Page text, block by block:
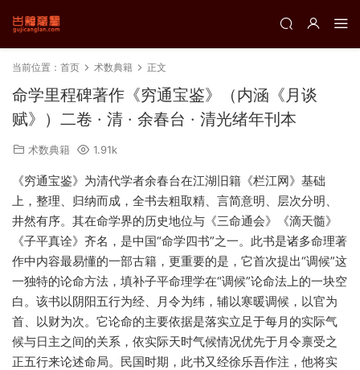
当前位置： 首页 术数典籍 正文
命学里程碑著作《穷通宝鉴》（内涵《月谈
赋》）二卷 · 清 · 余春台 · 清光绪年刊本
术数典籍 1.91k
《穷通宝鉴》为清代学者余春台在江湖旧籍《栏江网》基础
上，整理、归纳而成，全书去粗取精、言简意明、层次分明、
井然有序。其在命学界的历史地位与《三命通会》《滴天髓》
《子平真诠》齐名，是中国“命学四书”之一。此书是诸多命理著
作中内容最易懂的一部古籍，更重要的是，它首次提出“调候”这
一独特的论命方法，填补子平命理学在“调候”论命法上的一块空
白。该书以阴阳五行为经、月令为纬，辅以寒暖调候，以官为
首、以财为次。它论命的主要依据是落实立足于每月的实际气
候与日主之间的关系，依实际天时气候情况优先于月令禀受之
正五行来论述命局。民国时期，此书又经徐乐吾作注，他将实